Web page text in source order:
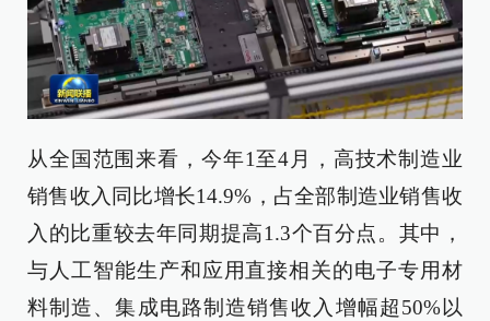
从全国范围来看，今年1至4月，高技术制造业
销售收入同比增长14.9%，占全部制造业销售收
入的比重较去年同期提高1.3个百分点。其中，
与人工智能生产和应用直接相关的电子专用材
料制造、集成电路制造销售收入增幅超50%以